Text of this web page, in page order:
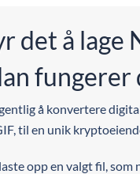
det å lage
fungerer
å konvertere
til en unik
opp en valgt fil, som